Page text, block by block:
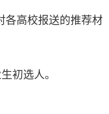
各高校报送的推荐材
初选人。